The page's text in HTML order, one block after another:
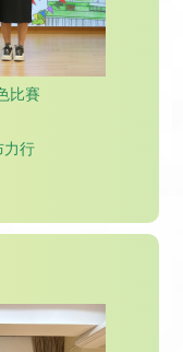
比賽
力行